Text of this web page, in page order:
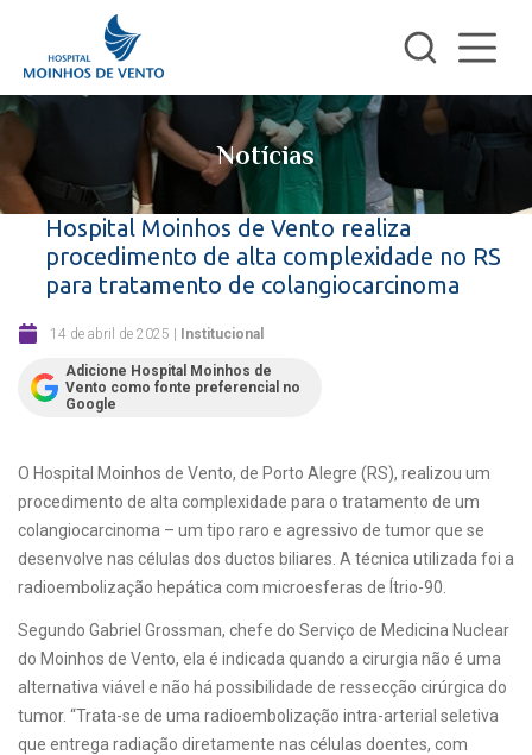
Notícias
Hospital Moinhos de Vento realiza
procedimento de alta complexidade no RS
para tratamento de colangiocarcinoma
14 de abril de 2025 | Institucional
Adicione Hospital Moinhos de
Vento como fonte preferencial no
Google
O Hospital Moinhos de Vento, de Porto Alegre (RS), realizou um
procedimento de alta complexidade para o tratamento de um
colangiocarcinoma – um tipo raro e agressivo de tumor que se
desenvolve nas células dos ductos biliares. A técnica utilizada foi a
radioembolização hepática com microesferas de Ítrio-90.
Segundo Gabriel Grossman, chefe do Serviço de Medicina Nuclear
do Moinhos de Vento, ela é indicada quando a cirurgia não é uma
alternativa viável e não há possibilidade de ressecção cirúrgica do
tumor. “Trata-se de uma radioembolização intra-arterial seletiva
que entrega radiação diretamente nas células doentes, com